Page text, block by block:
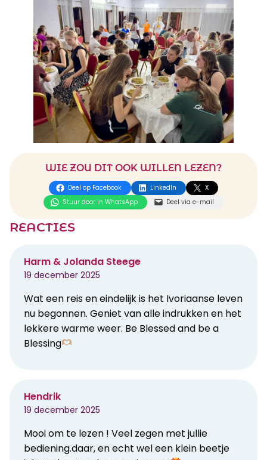
WIE ZOU DIT OOK WILLEN LEZEN?
Deel op Facebook LinkedIn
X
Stuur door in WhatsApp
Deel via e-mail
REACTIES
Harm & Jolanda Steege
19 december 2025
Wat een reis en eindelijk is het Ivoriaanse leven
nu begonnen. Geniet van alle indrukken en het
lekkere warme weer. Be Blessed and be a
Blessing
Hendrik
19 december 2025
Mooi om te lezen ! Veel zegen met jullie
bediening.daar, en echt wel een klein beetje